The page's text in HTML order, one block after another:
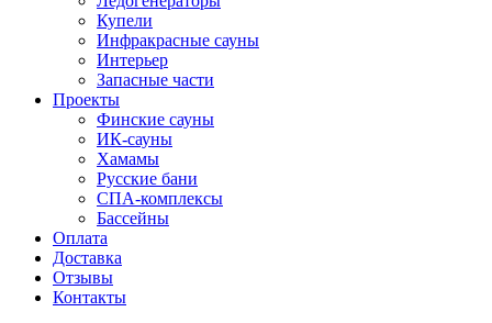
Купели
Инфракрасные сауны
Интерьер
Запасные части
Проекты
Финские сауны
ИК-сауны
Хамамы
Русские бани
СПА-комплексы
Бассейны
Оплата
Доставка
Отзывы
Контакты